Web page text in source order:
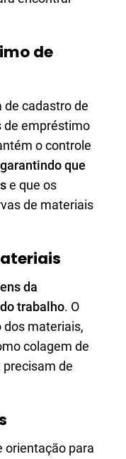
de
de cadastro de
de empréstimo
o controle
garantindo que
e que os
de materiais
da
trabalho. O
dos materiais,
colagem de
precisam de
orientação para